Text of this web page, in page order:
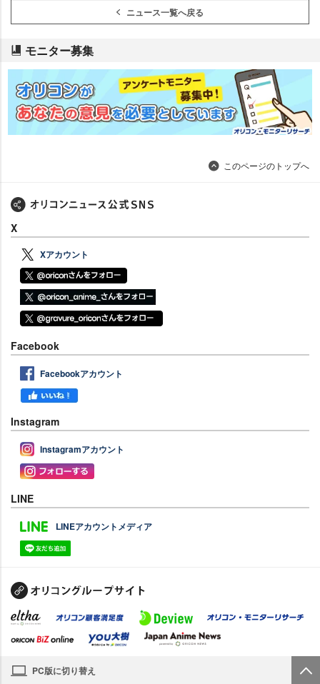
ニュース一覧へ戻る
モニター募集
このページのトップへ
X
Xアカウント
Facebook
Facebookアカウント
Instagram
Instagramアカウント
LINE
LINEアカウントメディア
PC版に切り替え